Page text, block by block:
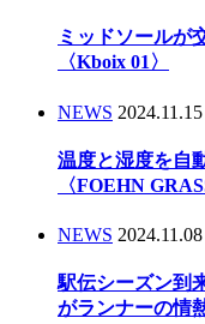
ミッドソールが
〈Kboix 01〉
NEWS 2024.11.15
温度と湿度を自
〈FOEHN
NEWS 2024.11.08
駅伝シーズン到
がランナーの情